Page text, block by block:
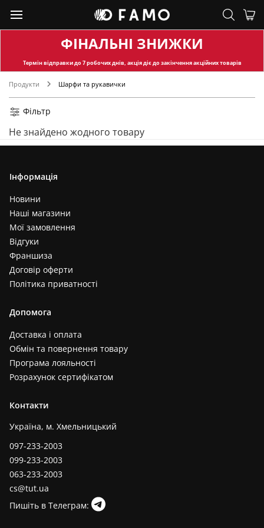
ФІНАЛЬНІ ЗНИЖКИ
Термін відправкидо 7 робочих днів, акція діє до закінчення акційних товарів
Продукти Шарфи та рукавички
Фільтр
Не знайдено жодного товару
Інформація
Новини
Наші магазини
Мої замовлення
Відгуки
Франшиза
Договір оферти
Політика приватності
Допомога
Доставка і оплата
Обмін та повернення товару
Програма лояльності
Розрахунок сертифікатом
Контакти
Україна, м. Хмельницький
097-233-2003
099-233-2003
063-233-2003
cs@tut.ua
Пишіть в Телеграм: